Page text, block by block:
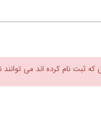
که ثبت نام کرده اند می